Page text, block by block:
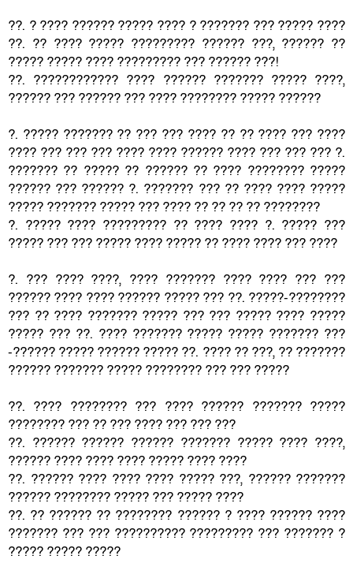
??. ? ???? ?????? ????? ???? ? ??????? ??? ????? ????
??. ?? ???? ????? ????????? ?????? ???, ?????? ??
????? ????? ???? ????????? ??? ?????? ???!
??. ???????????? ???? ?????? ??????? ????? ????,
?????? ??? ?????? ??? ???? ???????? ????? ??????
?. ????? ??????? ?? ??? ??? ???? ?? ?? ???? ??? ????
???? ??? ??? ??? ???? ???? ?????? ???? ??? ??? ??? ?.
??????? ?? ????? ?? ?????? ?? ???? ???????? ?????
?????? ??? ?????? ?. ??????? ??? ?? ???? ???? ?????
????? ??????? ????? ??? ???? ?? ?? ?? ?? ????????
?. ????? ???? ????????? ?? ???? ???? ?. ????? ???
????? ??? ??? ????? ???? ????? ?? ???? ???? ??? ????
?. ??? ???? ????, ???? ??????? ???? ???? ??? ???
?????? ???? ???? ?????? ????? ??? ??. ?????-????????
??? ?? ???? ??????? ????? ??? ??? ????? ???? ?????
????? ??? ??. ???? ??????? ????? ????? ??????? ???
-?????? ????? ?????? ????? ??. ???? ?? ???, ?? ???????
?????? ??????? ????? ???????? ??? ??? ?????
??. ???? ???????? ??? ???? ?????? ??????? ?????
???????? ??? ?? ??? ???? ??? ??? ???
??. ?????? ?????? ?????? ??????? ????? ???? ????,
?????? ???? ???? ???? ????? ???? ????
??. ?????? ???? ???? ???? ????? ???, ?????? ???????
?????? ???????? ????? ??? ????? ????
??. ?? ?????? ?? ???????? ?????? ? ???? ?????? ????
??????? ??? ??? ?????????? ????????? ??? ??????? ?
????? ????? ?????